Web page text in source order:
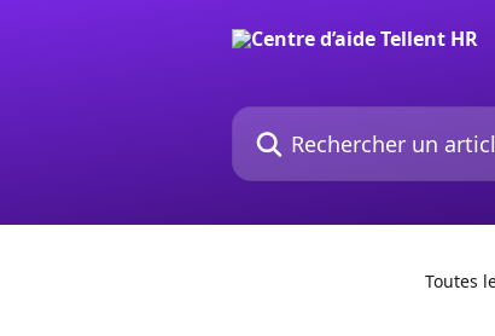
Rechercher un article...
Toutes